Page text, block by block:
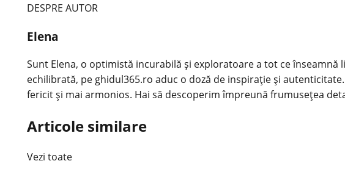
DESPRE AUTOR
Elena
Sunt Elena, o optimistă incurabilă și exploratoare a tot ce
echilibrată, pe ghidul365.ro aduc o doză de inspirație și
fericit și mai armonios. Hai să descoperim împreună frumusețea
Articole similare
Vezi toate